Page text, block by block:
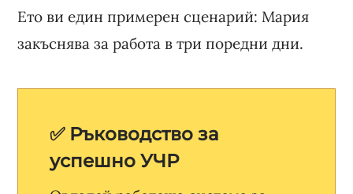
Ето ви един примерен сценарий: Мария
закъснява за работа в три поредни дни.
✅ Ръководство за
успешно УЧР